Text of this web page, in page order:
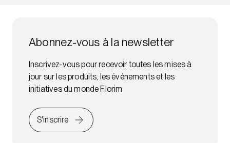
Abonnez-vous à la newsletter
Inscrivez-vous pour recevoir toutes les mises à
jour sur les produits, les événements et les
initiatives du monde Florim
S'inscrire